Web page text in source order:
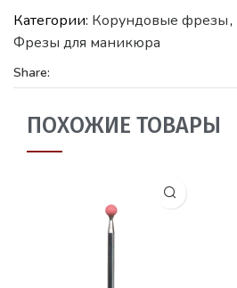
Категории: Корундовые фрезы,
Фрезы для маникюра
Share:
ПОХОЖИЕ ТОВАРЫ